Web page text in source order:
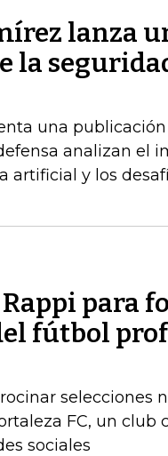
lanza
la
una
analizan el
artificial y los
para
fútbol
selecciones
FC, un club
sociales